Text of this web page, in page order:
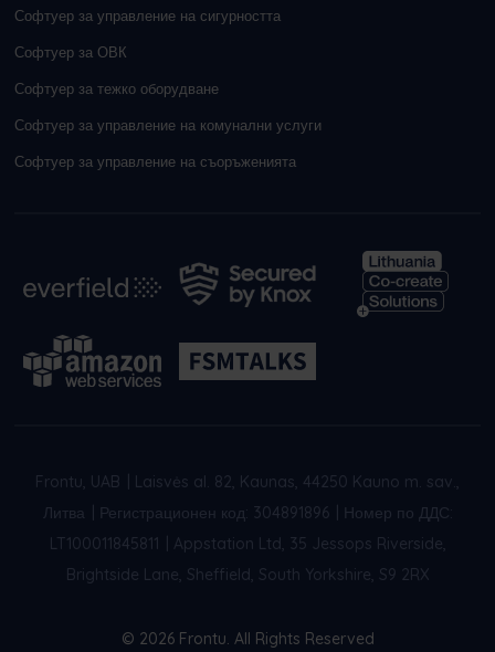
Софтуер за управление на сигурността
Софтуер за ОВК
Софтуер за тежко оборудване
Софтуер за управление на комунални услуги
Софтуер за управление на съоръженията
Frontu, UAB
Laisvės al. 82, Kaunas, 44250 Kauno m. sav.,
Литва
Регистрационен код: 304891896
Номер по ДДС:
LT100011845811
Appstation Ltd, 35 Jessops Riverside,
Brightside Lane, Sheffield, South Yorkshire, S9 2RX
© 2026 Frontu. All Rights Reserved